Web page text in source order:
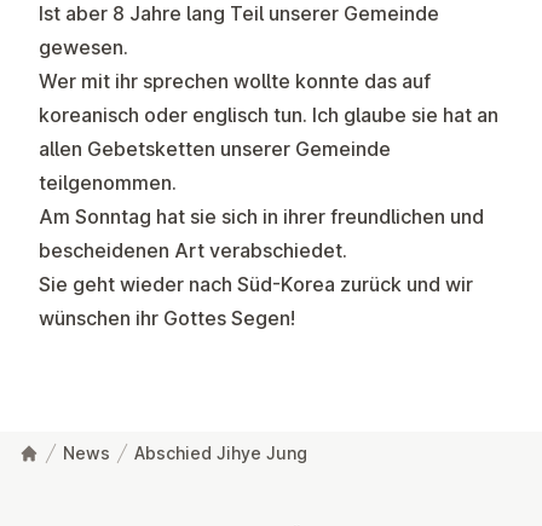
Ist aber 8 Jahre lang Teil unserer Gemeinde
gewesen.
Wer mit ihr sprechen wollte konnte das auf
koreanisch oder englisch tun. Ich glaube sie hat an
allen Gebetsketten unserer Gemeinde
teilgenommen.
Am Sonntag hat sie sich in ihrer freundlichen und
bescheidenen Art verabschiedet.
Sie geht wieder nach Süd-Korea zurück und wir
wünschen ihr Gottes Segen!
News Abschied Jihye Jung